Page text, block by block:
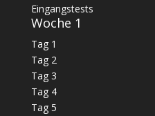
Eingangstests
Woche 1
Tag 1
Tag 2
Tag 3
Tag 4
Tag 5